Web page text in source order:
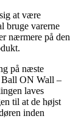
at være
bruge varerne
nærmere på den
på næste
Ball ON Wall –
laves
til at de højst
inden